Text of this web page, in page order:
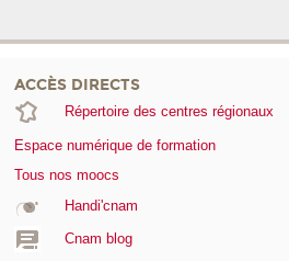
ACCÈS DIRECTS
Répertoire des centres régionaux
Espace numérique de formation
Tous nos moocs
Handi'cnam
Cnam blog